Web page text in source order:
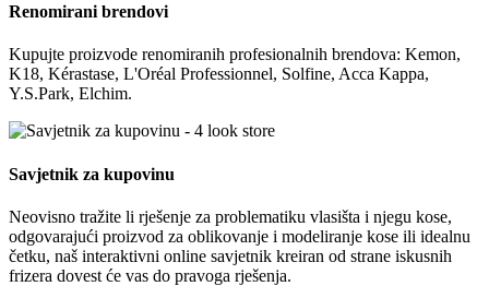
Renomirani brendovi
Kupujte proizvode renomiranih profesionalnih brendova: Kemon,
K18, Kérastase, L'Oréal Professionnel, Solfine, Acca Kappa,
Y.S.Park, Elchim.
Savjetnik za kupovinu
Neovisno tražite li rješenje za problematiku vlasišta i njegu kose,
odgovarajući proizvod za oblikovanje i modeliranje kose ili idealnu
četku, naš interaktivni online savjetnik kreiran od strane iskusnih
frizera dovest će vas do pravoga rješenja.